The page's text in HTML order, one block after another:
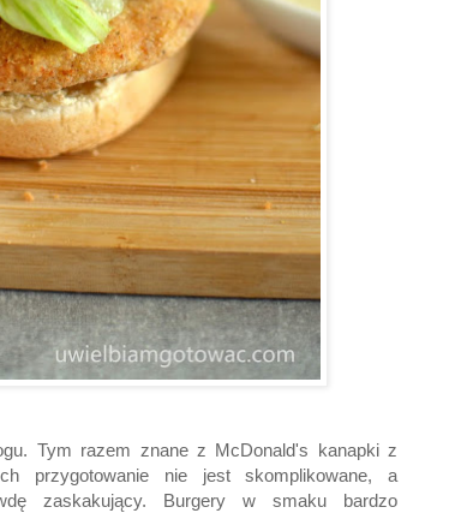
Tym razem znane z McDonald's kanapki z
przygotowanie nie jest skomplikowane, a
zaskakujący. Burgery w smaku bardzo